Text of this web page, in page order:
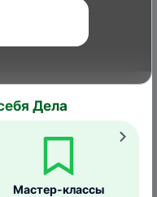
Статьи Справка
Дела
Мастер-классы